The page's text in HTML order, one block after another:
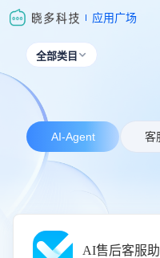
应用广场
全部类目 
AI-Agent 客
AI售后客服